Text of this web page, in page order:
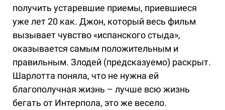
получить устаревшие приемы, приевшиеся
уже лет 20 как. Джон, который весь фильм
вызывает чувство «испанского стыда»,
оказывается самым положительным и
правильным. Злодей (предсказуемо) раскрыт.
Шарлотта поняла, что не нужна ей
благополучная жизнь – лучше всю жизнь
бегать от Интерпола, это же весело.